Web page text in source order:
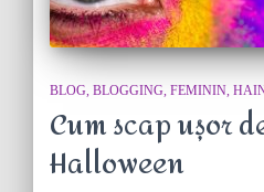
BLOG BLOGGING FEMININ
Cum scap ușor
Halloween